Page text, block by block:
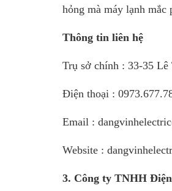
hỏng mà máy lạnh
Thông tin liên hệ
Trụ sở chính : 33-35
Điện thoại :
Email :
Website :
3. Công ty TNHH